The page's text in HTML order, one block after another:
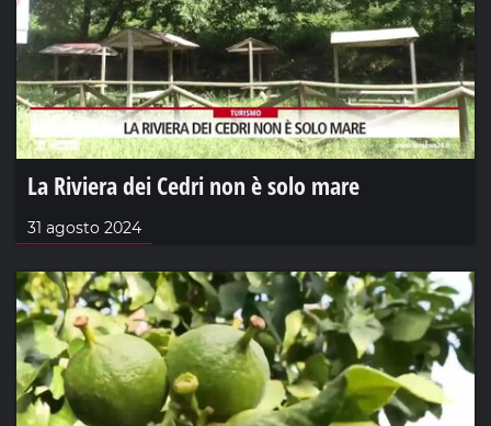
La Riviera dei Cedri non è solo mare
31 agosto 2024